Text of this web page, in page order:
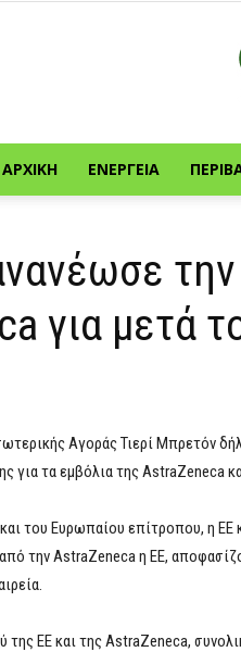
ΑΡΧΙΚΉ ΕΝΈΡΓΕΙΑ
για μετά
Αγοράς Τιερί Μπρετόν
για τα εμβόλια της AstraZeneca
του Ευρωπαίου επίτροπου, η ΕΕ
την AstraZeneca η ΕΕ,
της ΕΕ και της AstraZeneca,